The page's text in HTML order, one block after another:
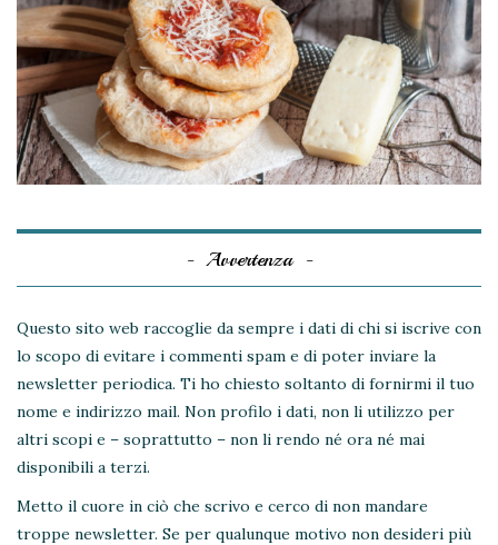
Avvertenza
Questo sito web raccoglie da sempre i dati di chi si iscrive con
lo scopo di evitare i commenti spam e di poter inviare la
newsletter periodica. Ti ho chiesto soltanto di fornirmi il tuo
nome e indirizzo mail. Non profilo i dati, non li utilizzo per
altri scopi e – soprattutto – non li rendo né ora né mai
disponibili a terzi.
Metto il cuore in ciò che scrivo e cerco di non mandare
troppe newsletter. Se per qualunque motivo non desideri più